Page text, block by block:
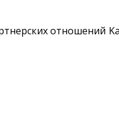
отношений